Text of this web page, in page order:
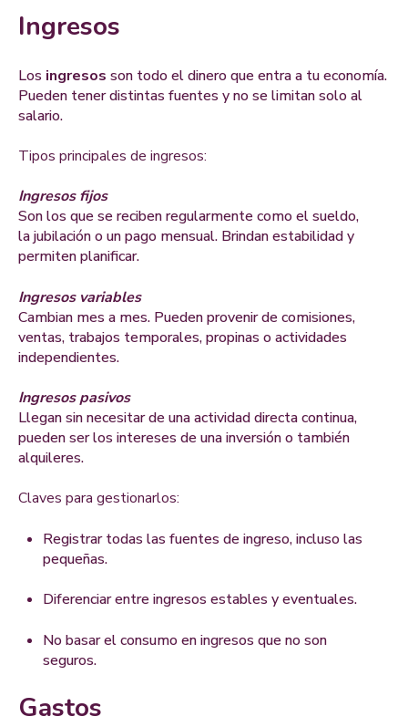
Ingresos
Los ingresos son todo el dinero que entra a tu economía.
Pueden tener distintas fuentes y no se limitan solo al
salario.
Tipos principales de ingresos:
Ingresos fijos
Son los que se reciben regularmente como el sueldo,
la jubilación o un pago mensual. Brindan estabilidad y
permiten planificar.
Ingresos variables
Cambian mes a mes. Pueden provenir de comisiones,
ventas, trabajos temporales, propinas o actividades
independientes.
Ingresos pasivos
Llegan sin necesitar de una actividad directa continua,
pueden ser los intereses de una inversión o también
alquileres.
Claves para gestionarlos:
Registrar todas las fuentes de ingreso, incluso las
pequeñas.
Diferenciar entre ingresos estables y eventuales.
No basar el consumo en ingresos que no son
seguros.
Gastos